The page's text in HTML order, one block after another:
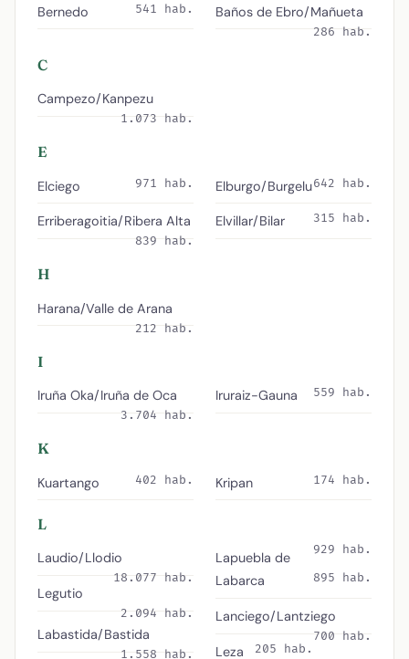
Bernedo 541 hab. Baños de Ebro/Mañueta
286 hab.
C
Campezo/Kanpezu
1.073 hab.
E
Elciego 971 hab.
Erriberagoitia/Ribera Alta
839 hab.
Elburgo/Burgelu642 hab.
Elvillar/Bilar 315 hab.
H
Harana/Valle de Arana
212 hab.
I
Iruña Oka/Iruña de Oca
3.704 hab.
Iruraiz-Gauna 559 hab.
K
Kuartango 402 hab. Kripan 174 hab.
L
Laudio/Llodio
18.077 hab.
Legutio
2.094 hab.
Labastida/Bastida
1.558 hab.
929 hab.
Lapuebla de
Labarca
895 hab.
Lanciego/Lantziego
700 hab.
Leza 205 hab.